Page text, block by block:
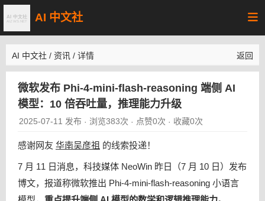
AI 中文社
AI 中文社 / 资讯 / 详情 返回
微软发布 Phi-4-mini-flash-reasoning 端侧 AI
模型：10 倍吞吐量，推理能力升级
2025-07-11 发布 · 浏览383次 · 点赞0次 · 收藏0次
感谢网友 华南吴彦祖 的线索投递！
7 月 11 日消息，科技媒体 NeoWin 昨日（7 月 10 日）发布
博文，报道称微软推出 Phi-4-mini-flash-reasoning 小语言